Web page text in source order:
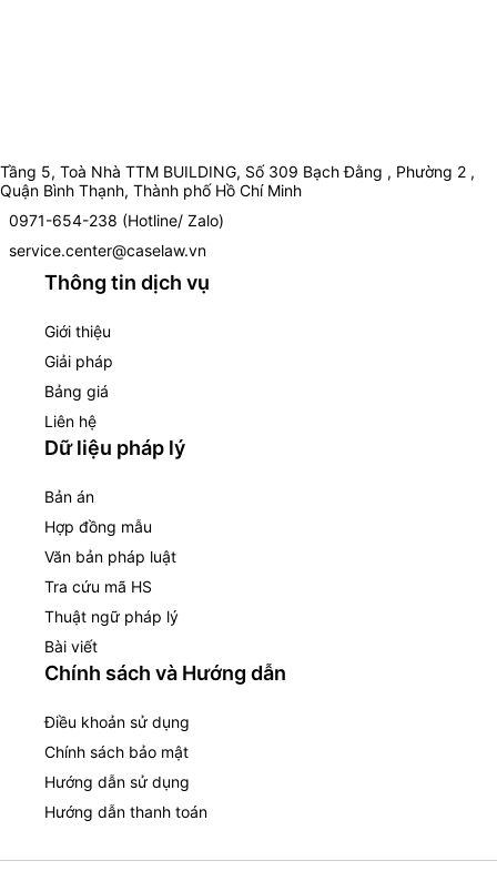
Tầng 5, Toà Nhà TTM BUILDING, Số 309 Bạch Đằng , Phường 2 ,
Quận Bình Thạnh, Thành phố Hồ Chí Minh
0971-654-238 (Hotline/ Zalo)
service.center@caselaw.vn
Thông tin dịch vụ
Giới thiệu
Giải pháp
Bảng giá
Liên hệ
Dữ liệu pháp lý
Bản án
Hợp đồng mẫu
Văn bản pháp luật
Tra cứu mã HS
Thuật ngữ pháp lý
Bài viết
Chính sách và Hướng dẫn
Điều khoản sử dụng
Chính sách bảo mật
Hướng dẫn sử dụng
Hướng dẫn thanh toán